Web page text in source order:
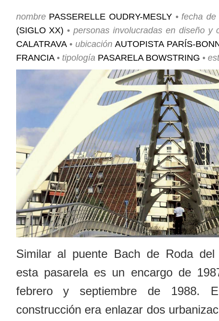
nombre PASSERELLE OUDRY-MESLY•fecha de
(SIGLO XX) •personas involucradas en diseño y
CALATRAVA • ubicación AUTOPISTA PARÍS-
FRANCIA • tipología PASARELA BOWSTRING •
Similar al puente Bach de Roda del
esta pasarela es un encargo de
febrero y septiembre de 1988.
construcción era enlazar dos